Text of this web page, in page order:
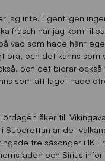
jag inte. Egentligen
fräsch när jag kom
vad som hade hänt
bra, och det känns som
och det bidrar också
som att laget hade
åker till
Superettan är det
tre säsonger i IK
och Sirius